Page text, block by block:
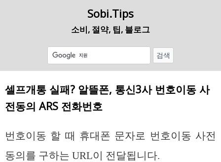
Sobi.Tips
소비, 절약, 팁, 블로그
셀프개통 실패? 알뜰폰, 통신3사 번호이동 사
전동의 ARS 전화번호
번호이동 할 때 휴대폰 문자로 번호이동 사전
동의를 구하는 URL이 전달됩니다.